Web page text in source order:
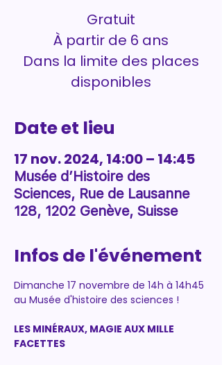
Gratuit
À partir de 6 ans
Dans la limite des places
disponibles
Date et lieu
17 nov. 2024, 14:00 – 14:45
Musée d’Histoire des
Sciences, Rue de Lausanne
128, 1202 Genève, Suisse
Infos de l'événement
Dimanche 17 novembre de 14h à 14h45
au Musée d'histoire des sciences !
LES MINÉRAUX, MAGIE AUX MILLE
FACETTES